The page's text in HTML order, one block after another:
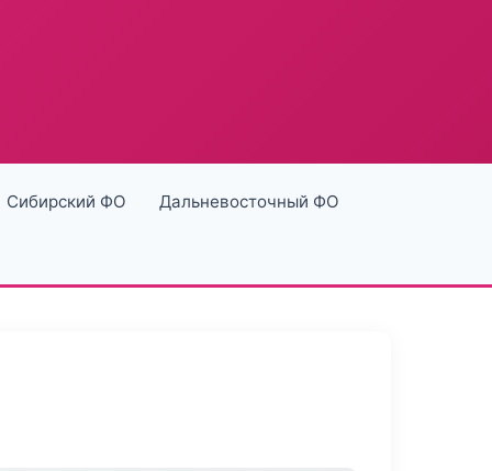
Сибирский ФО Дальневосточный ФО